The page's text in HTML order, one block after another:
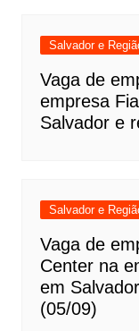
Salvador e
Vaga de
empresa
Salvador e
Salvador e
Vaga de
Center na
em
(05/09)